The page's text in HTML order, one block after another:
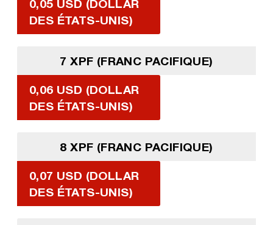
0,05 USD (DOLLAR
DES ÉTATS-UNIS)
7 XPF (FRANC PACIFIQUE)
0,06 USD (DOLLAR
DES ÉTATS-UNIS)
8 XPF (FRANC PACIFIQUE)
0,07 USD (DOLLAR
DES ÉTATS-UNIS)